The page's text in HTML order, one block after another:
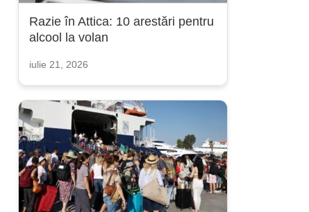
Razie în Attica: 10 arestări pentru
alcool la volan
iulie 21, 2026